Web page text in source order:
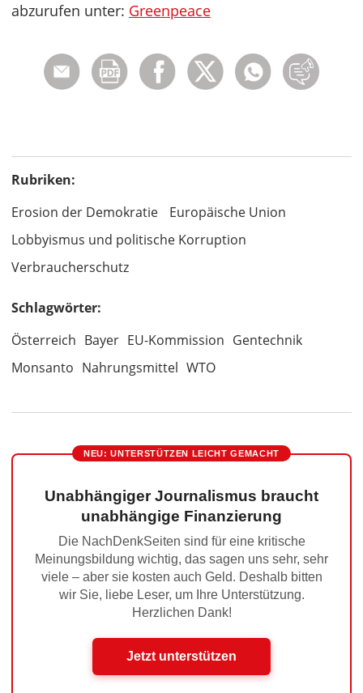
abzurufen unter: Greenpeace
Rubriken:
Erosion der Demokratie
Europäische Union
Lobbyismus und politische Korruption
Verbraucherschutz
Schlagwörter:
Österreich Bayer EU-Kommission Gentechnik
Monsanto Nahrungsmittel WTO
NEU: UNTERSTÜTZEN LEICHT GEMACHT
Unabhängiger Journalismus braucht
unabhängige Finanzierung
Die NachDenkSeiten sind für eine kritische
Meinungsbildung wichtig, das sagen uns sehr, sehr
viele – aber sie kosten auch Geld. Deshalb bitten
wir Sie, liebe Leser, um Ihre Unterstützung.
Herzlichen Dank!
Jetzt unterstützen